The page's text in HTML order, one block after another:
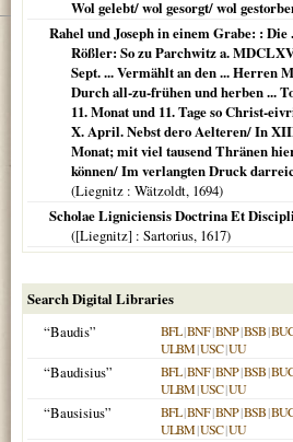
Wol gelebt/ wol gesorgt/ wol
Rahel und Joseph in einem Grabe: :
Rößler: So zu Parchwitz a.
Sept. ... Vermählt an den ... Herren
Durch all-zu-frühen und herben ...
11. Monat und 11. Tage so Christ-
X. April. Nebst dero Aelteren/ In
Monat; mit viel tausend Thränen
können/ Im verlangten Druck
(Liegnitz : Wätzoldt, 1694)
Scholae Ligniciensis Doctrina Et
([Liegnitz] : Sartorius, 1617)
Search Digital Libraries
“Baudis”
BFL|BNF|BNP|BSB|
ULBM|USC|UU
“Baudisius” BFL|BNF|BNP|BSB|
ULBM|USC|UU
“Bausisius” BFL|BNF|BNP|BSB|
ULBM|USC|UU